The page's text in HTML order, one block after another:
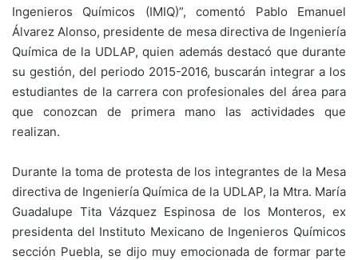
Ingenieros Químicos (IMIQ)”, comentó Pablo Emanuel
Álvarez Alonso, presidente de mesa directiva de Ingeniería
Química de la UDLAP, quien además destacó que durante
su gestión, del periodo 2015-2016, buscarán integrar a los
estudiantes de la carrera con profesionales del área para
que conozcan de primera mano las actividades que
realizan.
Durante la toma de protesta de los integrantes de la Mesa
directiva de Ingeniería Química de la UDLAP, la Mtra. María
Guadalupe Tita Vázquez Espinosa de los Monteros, ex
presidenta del Instituto Mexicano de Ingenieros Químicos
sección Puebla, se dijo muy emocionada de formar parte